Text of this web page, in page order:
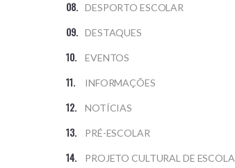
DESPORTO ESCOLAR
DESTAQUES
EVENTOS
INFORMAÇÕES
NOTÍCIAS
PRÉ-ESCOLAR
PROJETO CULTURAL DE ESCOLA